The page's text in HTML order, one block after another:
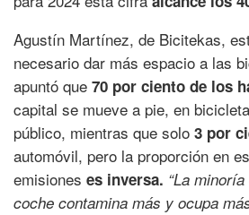
Agustín Martínez, de Bicitekas,
necesario dar más espacio a las
apuntó que 70 por ciento de los
capital se mueve a pie, en
público, mientras que solo 3 por
automóvil, pero la proporción en
emisiones es inversa. “La
coche contamina más y ocupa